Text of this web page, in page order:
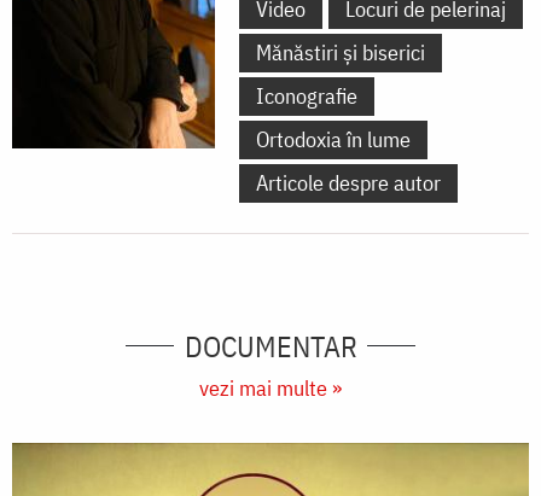
Video
Locuri de pelerinaj
Mănăstiri și biserici
Iconografie
Ortodoxia în lume
Articole despre autor
DOCUMENTAR
vezi mai multe »